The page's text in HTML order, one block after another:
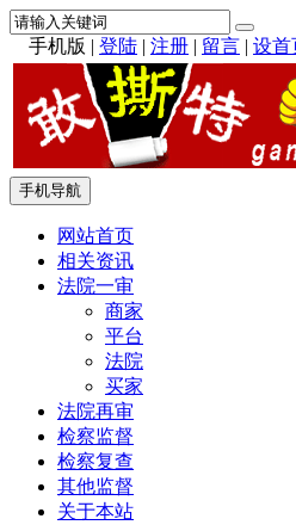
手机版 | 登陆 | 注册 | 留言 | 设首
手机导航
网站首页
相关资讯
法院一审
商家
平台
法院
买家
法院再审
检察监督
检察复查
其他监督
关于本站